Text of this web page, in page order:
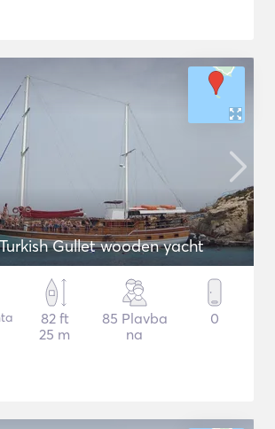
Traditional Turkish Gullet wooden yacht
82 ft
25 m
85 Plavba
na
0